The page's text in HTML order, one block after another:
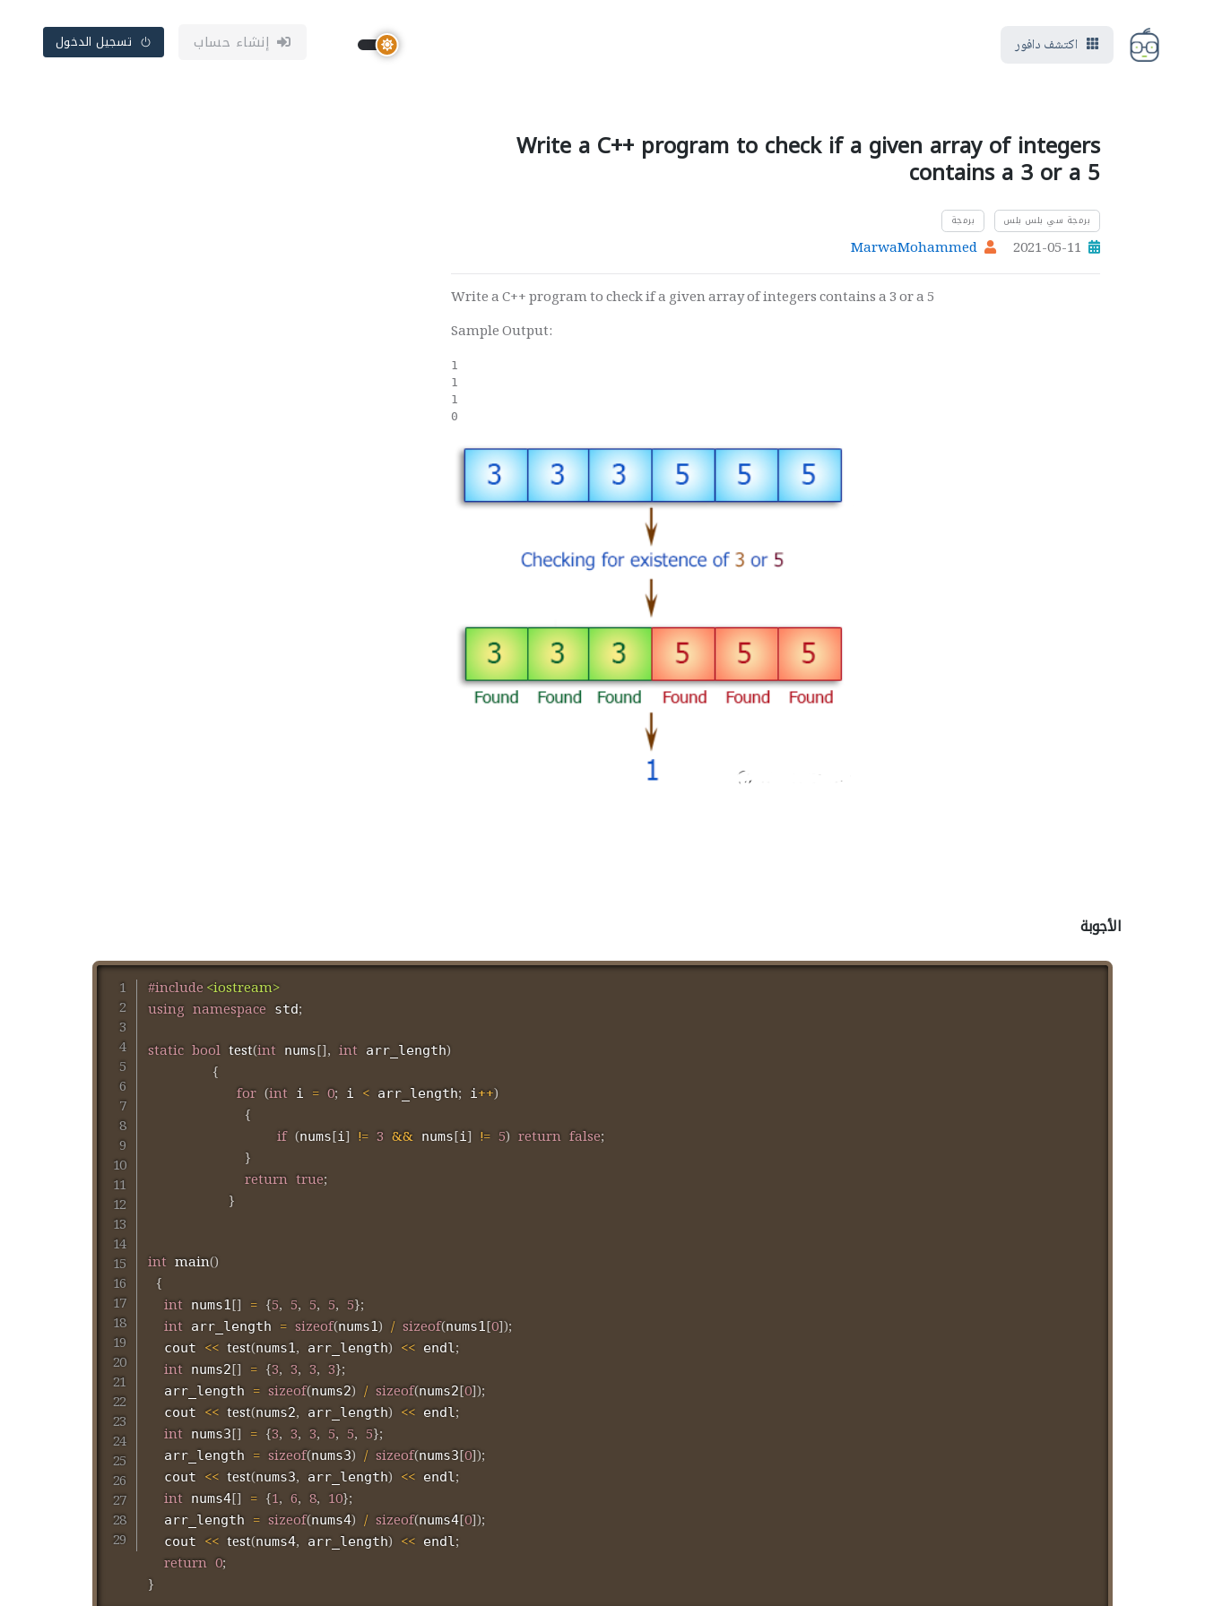
اكتشف دافور إنشاء حساب تسجيل الدخول
Write a C++ program to check if a given array of integers
contains a 3 or a 5
برمجة سي بلس بلس برمجة
2021-05-11
MarwaMohammed
Write a C++ program to check if a given array of integers contains a 3 or a 5
Sample Output:
1
1
1
الأجوبة
#include<iostream>
using namespace std;
static bool test(int nums[], int arr_length)
{
for (int i = 0; i < arr_length; i++)
{
if (nums[i] != 3 && nums[i] != 5) return false;
}
return true;
}
int main()
{
int nums1[] = {5, 5, 5, 5, 5};
int arr_length = sizeof(nums1) / sizeof(nums1[0]);
  cout
<< test(nums1, arr_length) << endl;
int nums2[] = {3, 3, 3, 3};
  arr_length
= sizeof(nums2) / sizeof(nums2[0]);
  cout
<< test(nums2, arr_length) << endl;
int nums3[] = {3, 3, 3, 5, 5, 5};
  arr_length
= sizeof(nums3) / sizeof(nums3[0]);
  cout
<< test(nums3, arr_length) << endl;
int nums4[] = {1, 6, 8, 10};
  arr_length
= sizeof(nums4) / sizeof(nums4[0]);
  cout
<< test(nums4, arr_length) << endl;
return 0;
}